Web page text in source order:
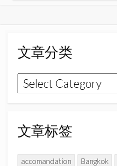
o
o
k
r
a
m
C
h
文章分类
文
章
类
文章标签
accomandation Bangkok